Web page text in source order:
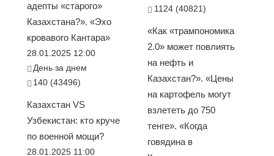
адепты «старого»
Казахстана?». «Эхо
кровавого Кантара»
28.01.2025 12:00
День за днем
140 (43496)
Казахстан VS
Узбекистан: кто круче
по военной мощи?
28.01.2025 11:00
1124 (40821)
«Как «трампономика
2.0» может повлиять
на нефть и
Казахстан?». «Цены
на картофель могут
взлететь до 750
тенге». «Когда
говядина в